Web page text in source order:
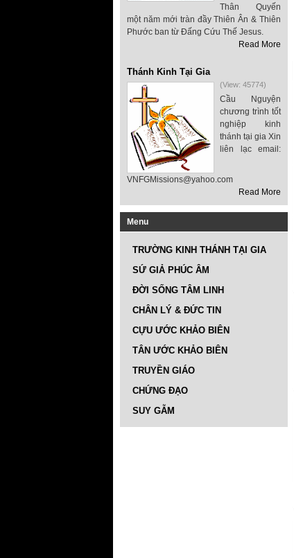
Thân Quyến
một năm mới tràn đầy Thiên Ân & Thiên
Phước ban từ Đấng Cứu Thế Jesus.
Read More
Thánh Kinh Tại Gia
(View: 45774)
Cầu Nguyện
chương trình tốt
nghiệp kinh
thánh tại gia Xin
liên lạc email:
VNFGMissions@yahoo.com
Read More
Menu
TRƯỜNG KINH THÁNH TẠI GIA
SỨ GIẢ PHÚC ÂM
ĐỜI SỐNG TÂM LINH
CHÂN LÝ & ĐỨC TIN
CỰU ƯỚC KHẢO BIÊN
TÂN ƯỚC KHẢO BIÊN
TRUYỀN GIÁO
CHỨNG ĐẠO
SUY GẪM